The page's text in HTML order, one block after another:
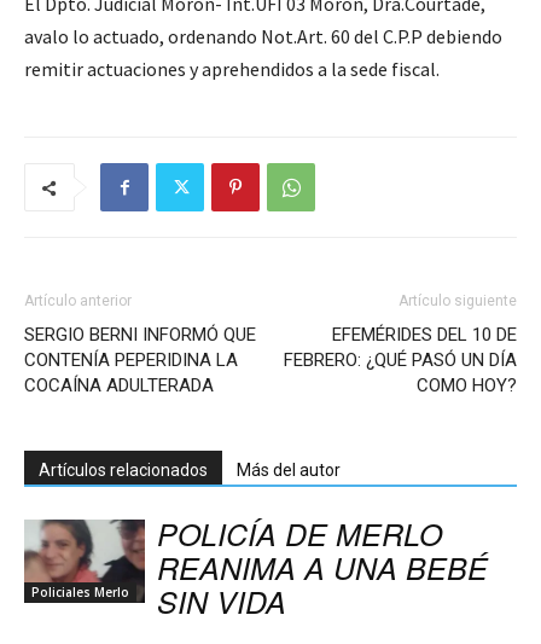
avalo lo actuado, ordenando Not.Art. 60 del C.P.P debiendo
remitir actuaciones y aprehendidos a la sede fiscal.
Artículo anterior
SERGIO BERNI INFORMÓ QUE
CONTENÍA PEPERIDINA LA
COCAÍNA ADULTERADA
Artículo siguiente
EFEMÉRIDES DEL 10 DE
FEBRERO: ¿QUÉ PASÓ UN DÍA
COMO HOY?
Artículos relacionados Más del autor
Policiales Merlo
POLICÍA DE MERLO
REANIMA A UNA BEBÉ
SIN VIDA